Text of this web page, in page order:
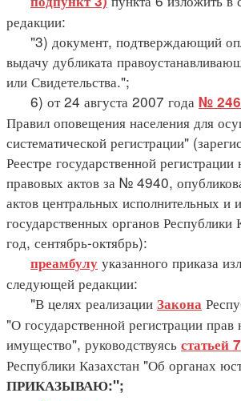
редакции:
"3) документ, подтверждающий
выдачу дубликата
или Свидетельства.";
6) от 24 августа 2007 года № 246
Правил оповещения населения для
систематической регистрации"
Реестре государственной
правовых актов за № 4940,
актов центральных исполнительных и
государственных органов Республики
год, сентябрь-октябрь):
преамбулу указанного приказа
следующей редакции:
"В целях реализации Закона
"О государственной регистрации
имущество", руководствуясь статьей 7
Республики Казахстан "Об органах
ПРИКАЗЫВАЮ:";